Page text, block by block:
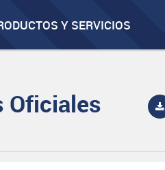
Y SERVICIOS
Oficiales